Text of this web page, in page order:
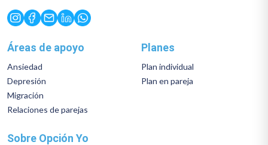
Áreas de apoyo
Ansiedad
Depresión
Migración
Relaciones de parejas
Planes
Plan individual
Plan en pareja
Sobre Opción Yo